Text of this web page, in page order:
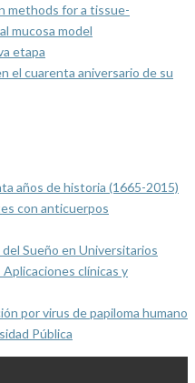
methods for a tissue-
mucosa model
etapa
el cuarenta aniversario de su
años de historia (1665-2015)
con anticuerpos
Sueño en Universitarios
clínicas y
por virus de papiloma humano
Pública